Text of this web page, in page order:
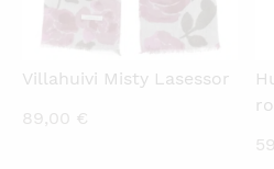
Villahuivi Misty Lasessor
89,00 €